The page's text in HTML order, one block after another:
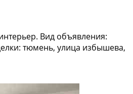
Вид объявления:
тюмень, улица избышева,